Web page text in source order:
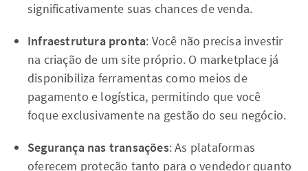
significativamente suas chances de venda.
Infraestrutura pronta: Você não precisa investir
na criação de um site próprio. O marketplace já
disponibiliza ferramentas como meios de
pagamento e logística, permitindo que você
foque exclusivamente na gestão do seu negócio.
Segurança nas transações: As plataformas
oferecem proteção tanto para o vendedor quanto